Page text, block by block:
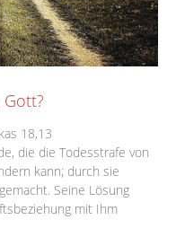
18,13
die die Todesstrafe von
kann; durch sie
Seine Lösung
mit Ihm